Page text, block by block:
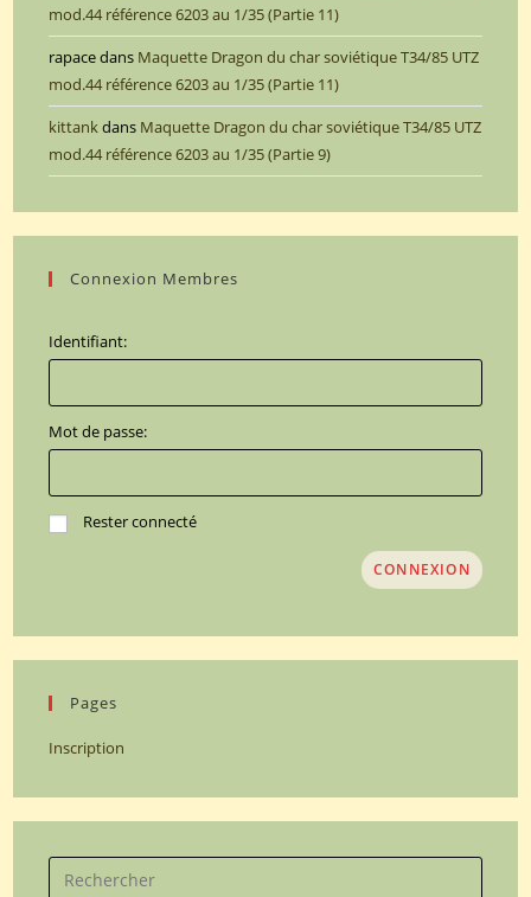
mod.44 référence 6203 au 1/35 (Partie 11)
rapacedans Maquette Dragon du char soviétique T34/85 UTZ
mod.44 référence 6203 au 1/35 (Partie 11)
kittankdans Maquette Dragon du char soviétique T34/85 UTZ
mod.44 référence 6203 au 1/35 (Partie 9)
Connexion Membres
Identifiant:
Mot de passe:
Rester connecté
CONNEXION
Pages
Inscription